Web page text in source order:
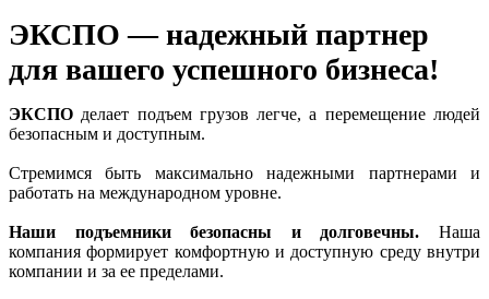
ЭКСПО — надежный партнер
для вашего успешного бизнеса!
ЭКСПО делает подъем грузов легче, а перемещение людей
безопасным и доступным.
Стремимся быть максимально надежными партнерами и
работать на международном уровне.
Наши подъемники безопасны и долговечны. Наша
компания формирует комфортную и доступную среду внутри
компании и за ее пределами.